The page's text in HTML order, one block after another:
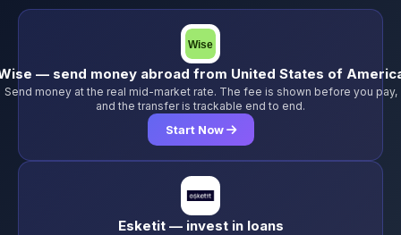
— send money abroad from United States of
Send money at the real mid-market rate. The fee is shown before you pay,
and the transfer is trackable end to end.
Start Now
Esketit — invest in loans